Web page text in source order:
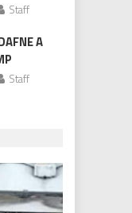
Staff
A
Staff